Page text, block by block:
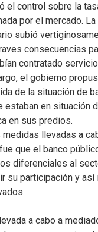
el control sobre la
por el mercado.
subió
consecuencias
contratado
el gobierno
de la situación de
estaban en situación
en sus predios.
medidas llevadas a
que el banco
diferenciales al
su participación y así
a cabo a